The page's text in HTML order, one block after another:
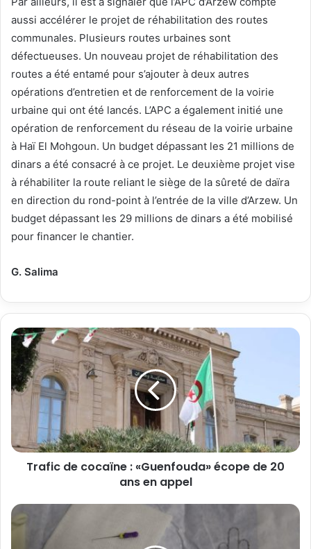
aussi accélérer le projet de réhabilitation des routes
communales. Plusieurs routes urbaines sont
défectueuses. Un nouveau projet de réhabilitation des
routes a été entamé pour s’ajouter à deux autres
opérations d’entretien et de renforcement de la voirie
urbaine qui ont été lancés. L’APC a également initié une
opération de renforcement du réseau de la voirie urbaine
à Haï El Mohgoun. Un budget dépassant les 21 millions de
dinars a été consacré à ce projet. Le deuxième projet vise
à réhabiliter la route reliant le siège de la sûreté de daïra
en direction du rond-point à l’entrée de la ville d’Arzew. Un
budget dépassant les 29 millions de dinars a été mobilisé
pour financer le chantier.
G. Salima
Trafic de cocaïne : «Guenfouda» écope de 20
ans en appel